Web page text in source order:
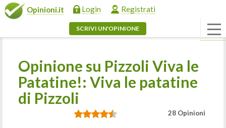
Opinioni.it Login Registrati
SCRIVI UN'OPINIONE
Opinione su Pizzoli Viva le
Patatine!: Viva le patatine
di Pizzoli
28 Opinioni